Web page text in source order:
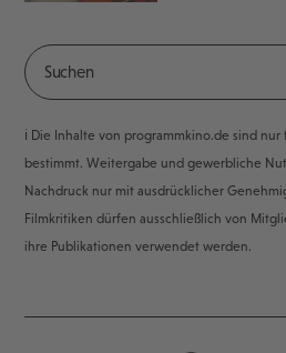
ℹ️ Die Inhalte von programmkino.de sind
bestimmt. Weitergabe und gewerbliche
Nachdruck nur mit ausdrücklicher
Filmkritiken dürfen ausschließlich von
ihre Publikationen verwendet werden.